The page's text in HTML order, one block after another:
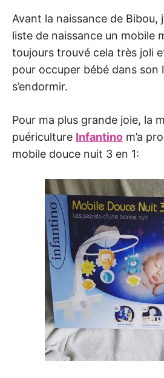
Avant la naissance de Bibou,
liste de naissance un mobile
toujours trouvé cela très joli
pour occuper bébé dans son
s’endormir.
Pour ma plus grande joie, la
puériculture Infantino m’a
mobile douce nuit 3 en 1: